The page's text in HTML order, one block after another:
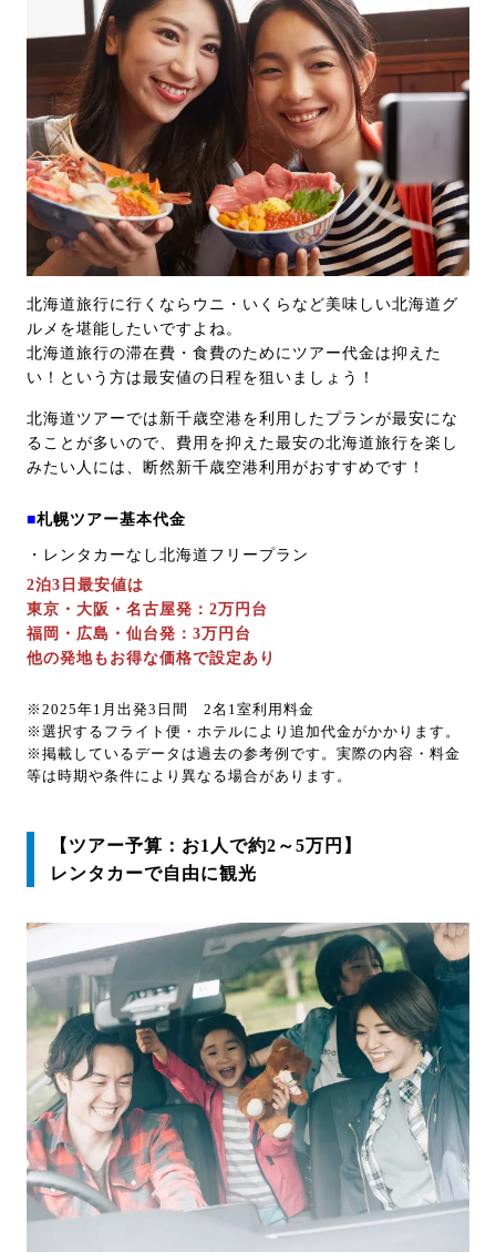
北海道旅行に行くならウニ・いくらなど美味しい北海道グ
ルメを堪能したいですよね。
北海道旅行の滞在費・食費のためにツアー代金は抑えた
い！という方は最安値の日程を狙いましょう！
北海道ツアーでは新千歳空港を利用したプランが最安にな
ることが多いので、費用を抑えた最安の北海道旅行を楽し
みたい人には、断然新千歳空港利用がおすすめです！
■札幌ツアー基本代金
・レンタカーなし北海道フリープラン
2泊3日最安値は
東京・大阪・名古屋発：2万円台
福岡・広島・仙台発：3万円台
他の発地もお得な価格で設定あり
※2025年1月出発3日間 2名1室利用料金
※選択するフライト便・ホテルにより追加代金がかかります。
※掲載しているデータは過去の参考例です。実際の内容・料金
等は時期や条件により異なる場合があります。
【ツアー予算：お1人で約2～5万円】
レンタカーで自由に観光